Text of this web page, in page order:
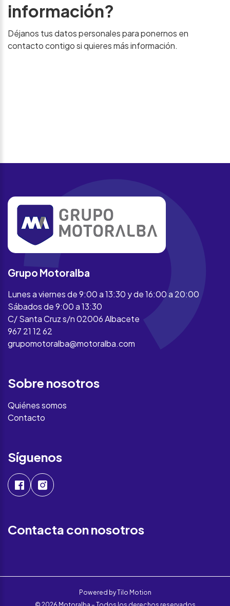
información?
Déjanos tus datos personales para ponernos en
contacto contigo si quieres más información.
Grupo Motoralba
Lunes a viernes de 9:00 a 13:30 y de 16:00 a 20:00
Sábados de 9:00 a 13:30
C/ Santa Cruz s/n 02006 Albacete
967 21 12 62
grupomotoralba@motoralba.com
Sobre nosotros
Quiénes somos
Contacto
Síguenos
Contacta con nosotros
Powered byTilo Motion